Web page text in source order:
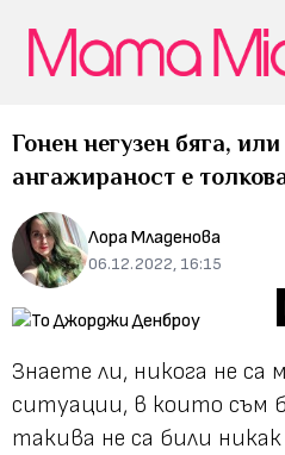
Гонен негузен бяга,
ангажираност е
Лора Младенова
06.12.2022, 16:15
Знаете ли, никога не са
ситуации, в които съм
такива не са били